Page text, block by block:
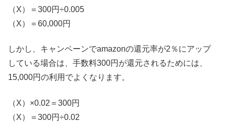
（X）＝300円÷0.005
（X）＝60,000円
しかし、キャンペーンでamazonの還元率が2％にアップ
している場合は、手数料300円が還元されるためには、
15,000円の利用でよくなります。
（X）×0.02＝300円
（X）＝300円÷0.02